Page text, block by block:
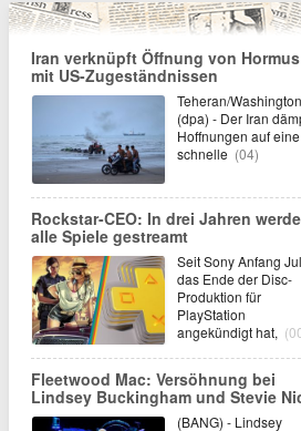
Iran verknüpft Öffnung von Hormus
mit US-Zugeständnissen
Teheran/Washington
(dpa) - Der Iran
Hoffnungen auf eine
schnelle (04)
Rockstar-CEO: In drei Jahren
alle Spiele gestreamt
Seit Sony Anfang
das Ende der Disc-
Produktion für
PlayStation
angekündigt hat,
Fleetwood Mac: Versöhnung bei
Lindsey Buckingham und Stevie
(BANG) - Lindsey